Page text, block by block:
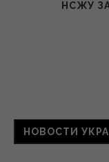
НСЖУ
НОВОСТИ